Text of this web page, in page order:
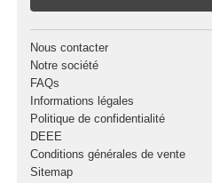
Nous contacter
Notre société
FAQs
Informations légales
Politique de confidentialité
DEEE
Conditions générales de vente
Sitemap